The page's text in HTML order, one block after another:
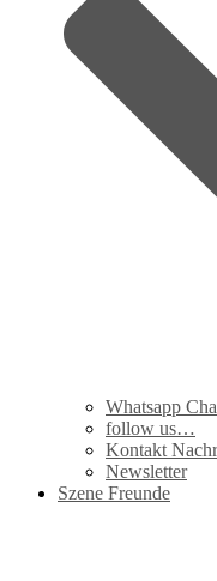
Whatsapp
follow us…
Kontakt
Newsletter
Szene Freunde